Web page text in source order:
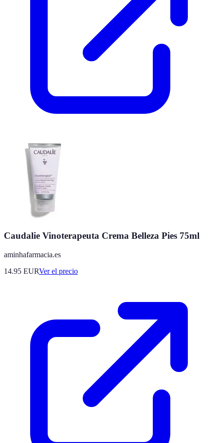
Caudalie Vinoterapeuta Crema Belleza Pies 75ml
aminhafarmacia.es
14.95 EURVer el precio